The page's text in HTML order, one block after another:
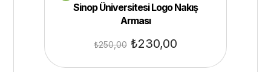
Sinop Üniversitesi Logo Nakış
Arması
₺250,00 ₺230,00